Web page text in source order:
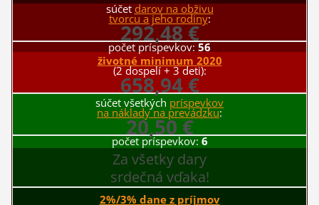
súčetdarov na obživu
tvorcu a jeho rodiny:
292,48 €
počet príspevkov:56
životné minimum 2020
(2 dospelí + 3 deti):
658,94 €
súčet všetkých príspevkov
na náklady na prevádzku:
20,50 €
počet príspevkov:6
Za všetky dary
srdečná vďaka!
2%/3% dane z príjmov